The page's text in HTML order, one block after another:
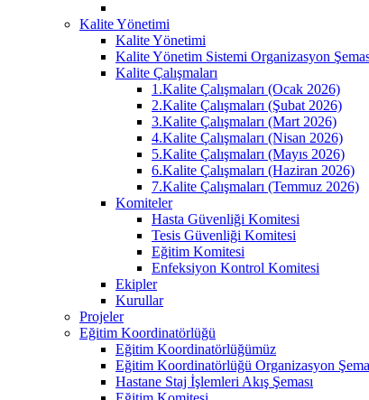
Kalite Yönetimi
Kalite Yönetimi
Kalite Yönetim Sistemi Organizasyon
Kalite Çalışmaları
1.Kalite Çalışmaları (Ocak 2026)
2.Kalite Çalışmaları (Şubat 2026)
3.Kalite Çalışmaları (Mart 2026)
4.Kalite Çalışmaları (Nisan 2026)
5.Kalite Çalışmaları (Mayıs 2026)
6.Kalite Çalışmaları (Haziran 2026)
7.Kalite Çalışmaları (Temmuz 2026)
Komiteler
Hasta Güvenliği Komitesi
Tesis Güvenliği Komitesi
Eğitim Komitesi
Enfeksiyon Kontrol Komitesi
Ekipler
Kurullar
Projeler
Eğitim Koordinatörlüğü
Eğitim Koordinatörlüğümüz
Eğitim Koordinatörlüğü Organizasyon
Hastane Staj İşlemleri Akış Şeması